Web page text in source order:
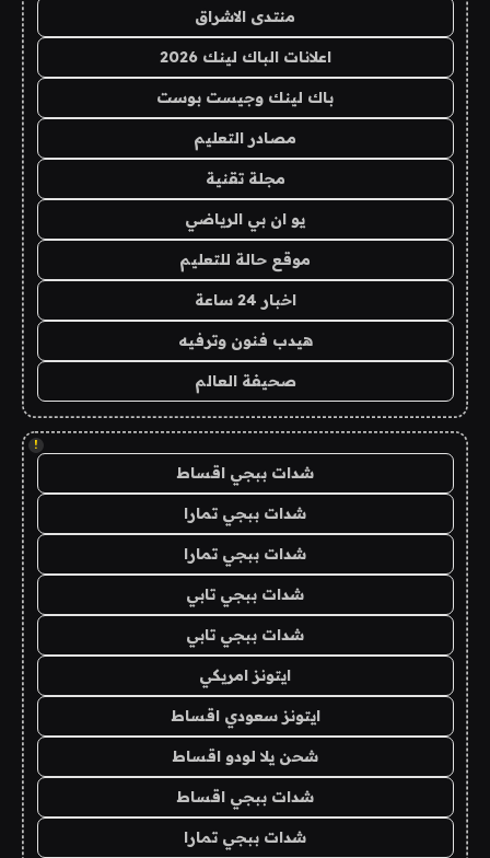
منتدى الاشراق
اعلانات الباك لينك 2026
باك لينك وجيست بوست
مصادر التعليم
مجلة تقنية
يو ان بي الرياضي
موقع حالة للتعليم
اخبار 24 ساعة
هيدب فنون وترفيه
صحيفة العالم
!
شدات ببجي اقساط
شدات ببجي تمارا
شدات ببجي تمارا
شدات ببجي تابي
شدات ببجي تابي
ايتونز امريكي
ايتونز سعودي اقساط
شحن يلا لودو اقساط
شدات ببجي اقساط
شدات ببجي تمارا